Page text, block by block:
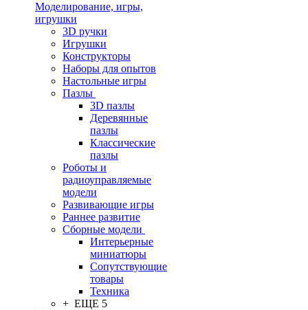
Моделирование, игры,
игрушки
3D ручки
Игрушки
Конструкторы
Наборы для опытов
Настольные игры
Пазлы
3D пазлы
Деревянные
пазлы
Классические
пазлы
Роботы и
радиоуправляемые
модели
Развивающие игры
Раннее развитие
Сборные модели
Интерьерные
миниатюры
Сопутствующие
товары
Техника
+ ЕЩЕ 5